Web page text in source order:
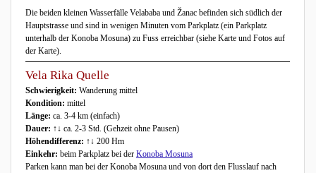
Die beiden kleinen Wasserfälle Velababa und Žanac befinden sich südlich der
Hauptstrasse und sind in wenigen Minuten vom Parkplatz (ein Parkplatz
unterhalb der Konoba Mosuna) zu Fuss erreichbar (siehe Karte und Fotos auf
der Karte).
Vela Rika Quelle
Schwierigkeit: Wanderung mittel
Kondition: mittel
Länge: ca. 3-4 km (einfach)
Dauer: ↑↓ ca. 2-3 Std. (Gehzeit ohne Pausen)
Höhendifferenz: ↑↓ 200 Hm
Einkehr: beim Parkplatz bei der Konoba Mosuna
Parken kann man bei der Konoba Mosuna und von dort den Flusslauf nach